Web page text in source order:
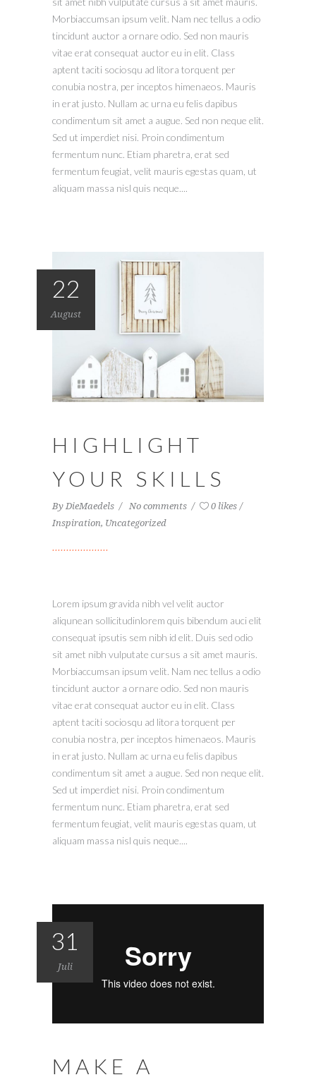
Morbiaccumsan ipsum velit. Nam nec tellus a odio
tincidunt auctor a ornare odio. Sed non mauris
vitae erat consequat auctor eu in elit. Class
aptent taciti sociosqu ad litora torquent per
conubia nostra, per inceptos himenaeos. Mauris
in erat justo. Nullam ac urna eu felis dapibus
condimentum sit amet a augue. Sed non neque elit.
Sed ut imperdiet nisi. Proin condimentum
fermentum nunc. Etiam pharetra, erat sed
fermentum feugiat, velit mauris egestas quam, ut
aliquam massa nisl quis neque....
22
August
HIGHLIGHT
YOUR SKILLS
By DieMaedels No comments
0 likes
Inspiration, Uncategorized
Lorem ipsum gravida nibh vel velit auctor
aliqunean sollicitudinlorem quis bibendum auci elit
consequat ipsutis sem nibh id elit. Duis sed odio
sit amet nibh vulputate cursus a sit amet mauris.
Morbiaccumsan ipsum velit. Nam nec tellus a odio
tincidunt auctor a ornare odio. Sed non mauris
vitae erat consequat auctor eu in elit. Class
aptent taciti sociosqu ad litora torquent per
conubia nostra, per inceptos himenaeos. Mauris
in erat justo. Nullam ac urna eu felis dapibus
condimentum sit amet a augue. Sed non neque elit.
Sed ut imperdiet nisi. Proin condimentum
fermentum nunc. Etiam pharetra, erat sed
fermentum feugiat, velit mauris egestas quam, ut
aliquam massa nisl quis neque....
31
Juli
MAKE A